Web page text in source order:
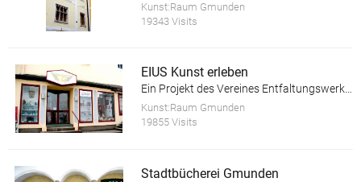
Kunst:Raum Gmunden
19343 Visits
EIUS Kunst erleben
Ein Projekt des Vereines Entfaltungswerkstatt
Kunst:Raum Gmunden
19855 Visits
Stadtbücherei Gmunden